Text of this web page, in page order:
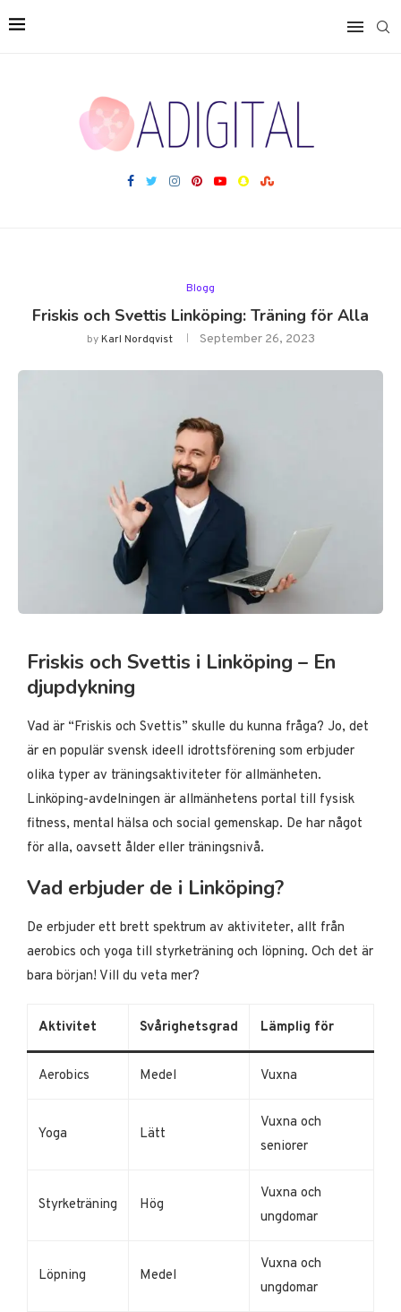
Blogg
Friskis och Svettis Linköping: Träning för Alla
byKarl Nordqvist September 26, 2023
Friskis och Svettis i Linköping – En
djupdykning
Vad är “Friskis och Svettis” skulle du kunna fråga? Jo, det
är en populär svensk ideell idrottsförening som erbjuder
olika typer av träningsaktiviteter för allmänheten.
Linköping-avdelningen är allmänhetens portal till fysisk
fitness, mental hälsa och social gemenskap. De har något
för alla, oavsett ålder eller träningsnivå.
Vad erbjuder de i Linköping?
De erbjuder ett brett spektrum av aktiviteter, allt från
aerobics och yoga till styrketräning och löpning. Och det är
bara början! Vill du veta mer?
Aktivitet Svårighetsgrad Lämplig för
Aerobics Medel Vuxna
Yoga Lätt
Vuxna och
seniorer
Styrketräning Hög
Vuxna och
ungdomar
Löpning Medel
Vuxna och
ungdomar